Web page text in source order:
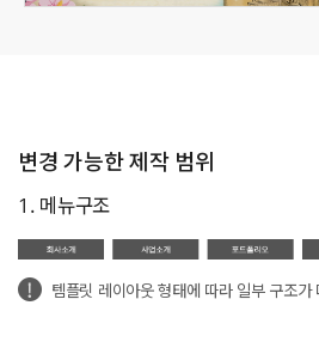
변경 가능한 제작 범위
1. 메뉴구조
템플릿 레이아웃 형태에 따라 일부 구조가